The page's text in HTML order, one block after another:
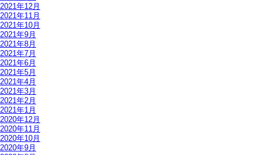
2021年12月
2021年11月
2021年10月
2021年9月
2021年8月
2021年7月
2021年6月
2021年5月
2021年4月
2021年3月
2021年2月
2021年1月
2020年12月
2020年11月
2020年10月
2020年9月